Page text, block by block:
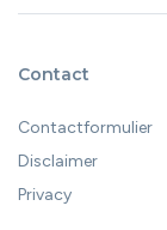
Contact
Contactformulier
Disclaimer
Privacy